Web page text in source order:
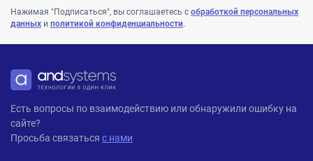
Нажимая "Подписаться", вы соглашаетесь с обработкой персональных
данных и политикой конфиденциальности.
ANDPRO
Есть вопросы по взаимодействию или обнаружили ошибку на
сайте?
Просьба связаться с нами